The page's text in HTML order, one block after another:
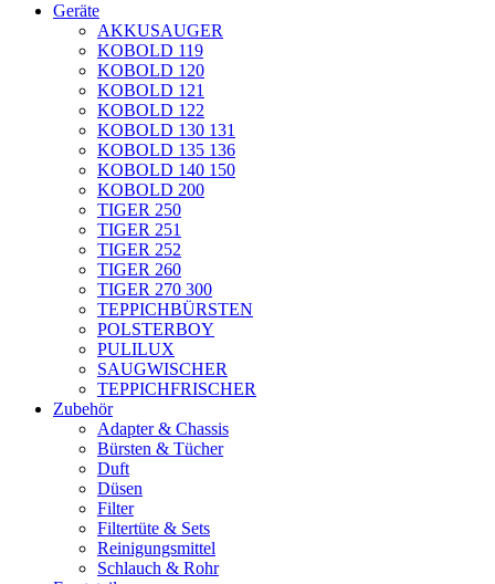
Geräte
AKKUSAUGER
KOBOLD 119
KOBOLD 120
KOBOLD 121
KOBOLD 122
KOBOLD 130 131
KOBOLD 135 136
KOBOLD 140 150
KOBOLD 200
TIGER 250
TIGER 251
TIGER 252
TIGER 260
TIGER 270 300
TEPPICHBÜRSTEN
POLSTERBOY
PULILUX
SAUGWISCHER
TEPPICHFRISCHER
Zubehör
Adapter & Chassis
Bürsten & Tücher
Duft
Düsen
Filter
Filtertüte & Sets
Reinigungsmittel
Schlauch & Rohr